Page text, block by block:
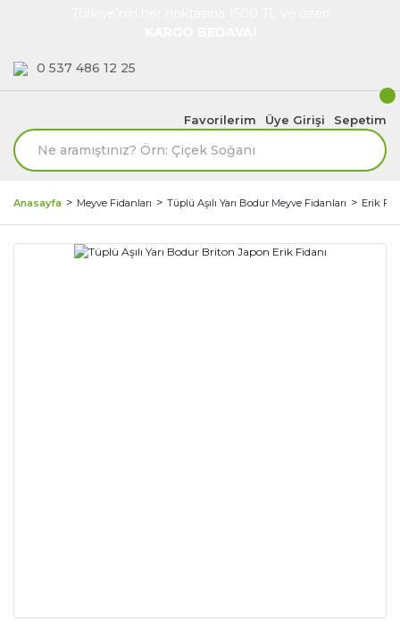
0 537 486 12 25
Favorilerim Üye Girişi Sepetim
Anasayfa Meyve Fidanları Tüplü Aşılı Yarı Bodur Meyve Fidanları Erik